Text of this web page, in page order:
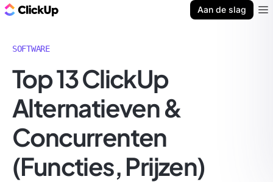
Aan de slag
SOFTWARE
Top 13 ClickUp
Alternatieven &
Concurrenten
(Functies, Prijzen)